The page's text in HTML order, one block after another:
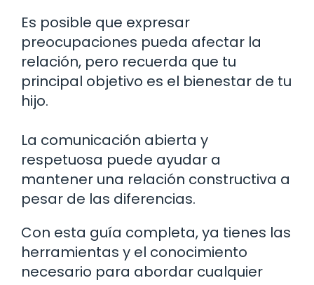
Es posible que expresar
preocupaciones pueda afectar la
relación, pero recuerda que tu
principal objetivo es el bienestar de tu
hijo.
La comunicación abierta y
respetuosa puede ayudar a
mantener una relación constructiva a
pesar de las diferencias.
Con esta guía completa, ya tienes las
herramientas y el conocimiento
necesario para abordar cualquier